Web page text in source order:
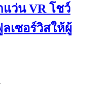
ว่น VR โชว์
เซอร์วิสให้ผู้